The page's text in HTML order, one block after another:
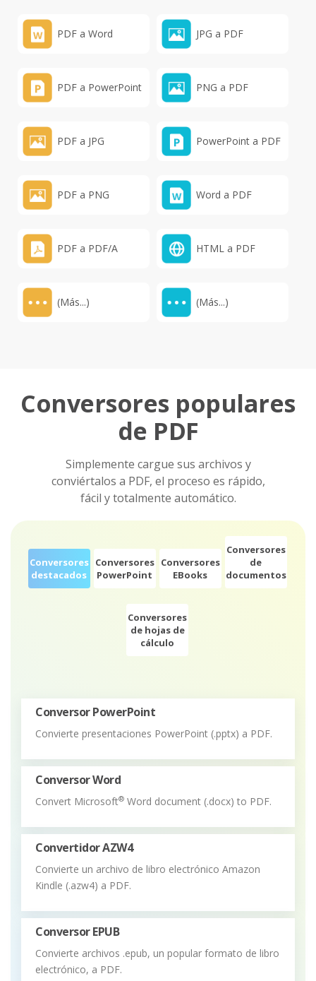
PDF a Word
PDF a PowerPoint
PDF a JPG
PDF a PNG
PDF a PDF/A
(Más...)
JPG a PDF
PNG a PDF
PowerPoint a PDF
Word a PDF
HTML a PDF
(Más...)
Conversores populares
de PDF
Simplemente cargue sus archivos y
conviértalos a PDF, el proceso es rápido,
fácil y totalmente automático.
Conversores
destacados
Conversores
PowerPoint
Conversores
EBooks
Conversores
de
documentos
Conversores
de hojas de
cálculo
Conversor PowerPoint
Convierte presentaciones PowerPoint (.pptx) a PDF.
Conversor Word
Convert Microsoft® Word document (.docx) to PDF.
Convertidor AZW4
Convierte un archivo de libro electrónico Amazon
Kindle (.azw4) a PDF.
Conversor EPUB
Convierte archivos .epub, un popular formato de libro
electrónico, a PDF.